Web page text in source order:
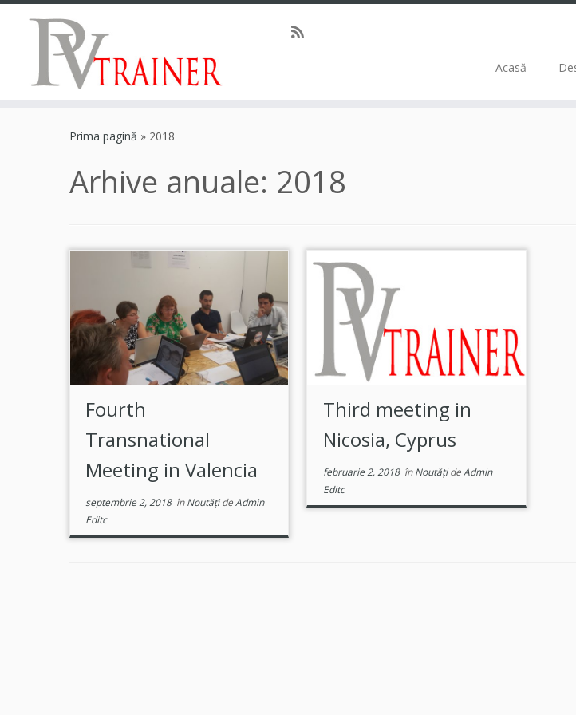
Acasă
Prima pagină » 2018
Arhive anuale: 2018
Fourth
Transnational
Meeting in Valencia
septembrie 2, 2018înNoutățideAdmin
Editc
Third meeting in
Nicosia, Cyprus
februarie 2, 2018înNoutățideAdmin
Editc